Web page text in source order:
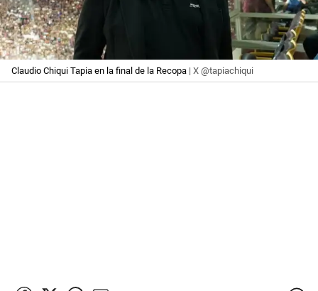
Claudio Chiqui Tapia en la final de la Recopa | X @tapiachiqui